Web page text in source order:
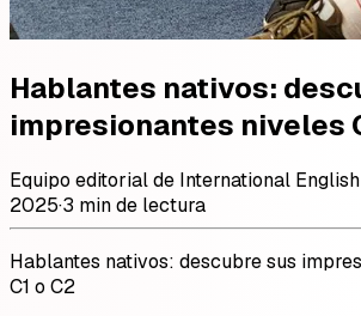
Hablantes nativos:
impresionantes niveles
Equipo editorial de International
2025·3 min de lectura
Hablantes nativos: descubre sus
C1 o C2